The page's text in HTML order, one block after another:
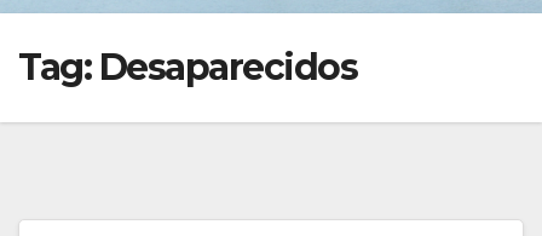
Tag: Desaparecidos